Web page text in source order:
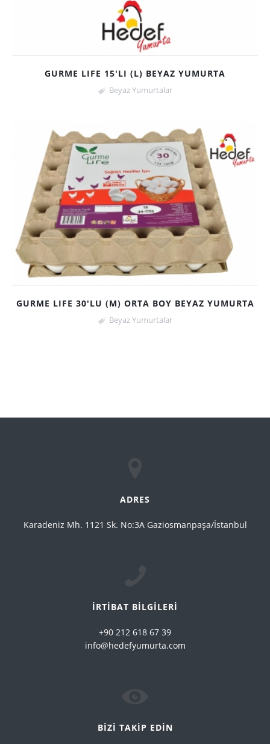
GURME LIFE 15'LI (L) BEYAZ YUMURTA
Beyaz Yumurtalar
GURME LIFE 30'LU (M) ORTA BOY BEYAZ YUMURTA
Beyaz Yumurtalar
ADRES
Karadeniz Mh. 1121 Sk. No:3A Gaziosmanpaşa/İstanbul
İRTİBAT BİLGİLERİ
+90 212 618 67 39
info@hedefyumurta.com
BİZİ TAKİP EDİN